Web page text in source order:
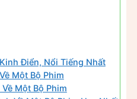
Điển, Nổi Tiếng Nhất
Một Bộ Phim
Một Bộ Phim